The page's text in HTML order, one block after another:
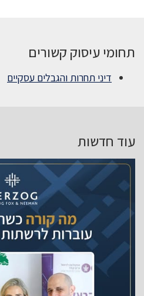
תחומי עיסוק קשורים
דיני תחרות והגבלים עסקיים
עוד חדשות